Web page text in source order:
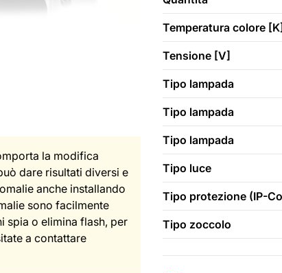
la modifica
dare risultati diversi e
anche installando
sono facilmente
spia o elimina flash, per
a contattare
Temperatura colore [K]
Tensione [V]
Tipo lampada
Tipo lampada
Tipo lampada
Tipo luce
Tipo protezione (IP-
Tipo zoccolo